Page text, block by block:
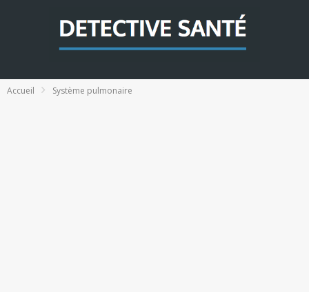
Accueil Système pulmonaire